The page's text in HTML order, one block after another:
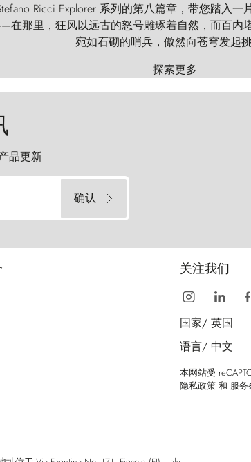
Ricci Explorer 系列的第八篇章，带您踏入
在那里，狂风以远古的怒号雕琢着自然，而百内塔
宛如石砌的哨兵，傲然向苍穹发起挑
探索更多
品更新
确认
关注我们
国家/ 英国
语言/ 中文
本网站受
隐私政策 和 服务